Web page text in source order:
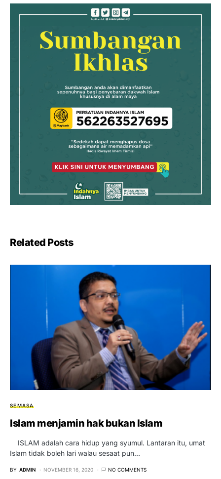
Related Posts
SEMASA
Islam menjamin hak bukan Islam
ISLAM adalah cara hidup yang syumul. Lantaran itu, umat
Islam tidak boleh lari walau sesaat pun…
BY ADMIN NOVEMBER 16, 2020 NO COMMENTS